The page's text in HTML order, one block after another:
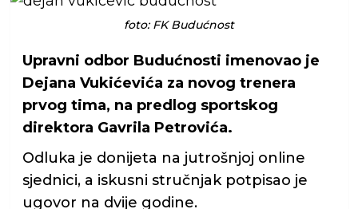
foto: FK Budućnost
Upravni odbor Budućnosti imenovao je
Dejana Vukićevića za novog trenera
prvog tima, na predlog sportskog
direktora Gavrila Petrovića.
Odluka je donijeta na jutrošnjoj online
sjednici, a iskusni stručnjak potpisao je
ugovor na dvije godine.